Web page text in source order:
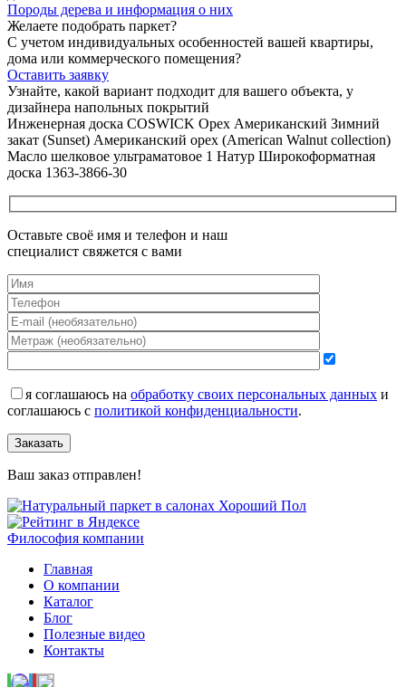
Породы дерева и информация о них
Желаете подобрать паркет?
С учетом индивидуальных особенностей вашей квартиры,
дома или коммерческого помещения?
Оставить заявку
Узнайте, какой вариант подходит для вашего объекта, у
дизайнера напольных покрытий
Инженерная доска COSWICK Орех Американский Зимний
закат (Sunset) Американский орех (American Walnut collection)
Масло шелковое ультраматовое 1 Натур Широкоформатная
доска 1363-3866-30
Оставьте своё имя и телефон и наш
специалист свяжется с вами
я соглашаюсь на обработку своих персональных данных и
соглашаюсь с политикой конфиденциальности.
Заказать
Ваш заказ отправлен!
Философия компании
Главная
О компании
Каталог
Блог
Полезные видео
Контакты